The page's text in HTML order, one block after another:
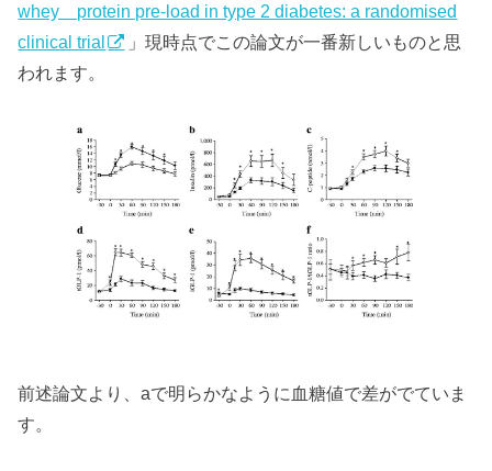
whey protein pre-load in type 2 diabetes: a randomised
clinical trial
」現時点でこの論文が一番新しいものと思
われます。
前述論文より、aで明らかなように血糖値で差がでていま
す。